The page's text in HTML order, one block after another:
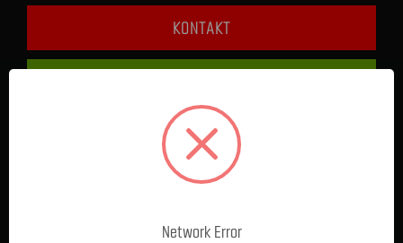
KONTAKT
FRAGEN & HILFE
Network Error